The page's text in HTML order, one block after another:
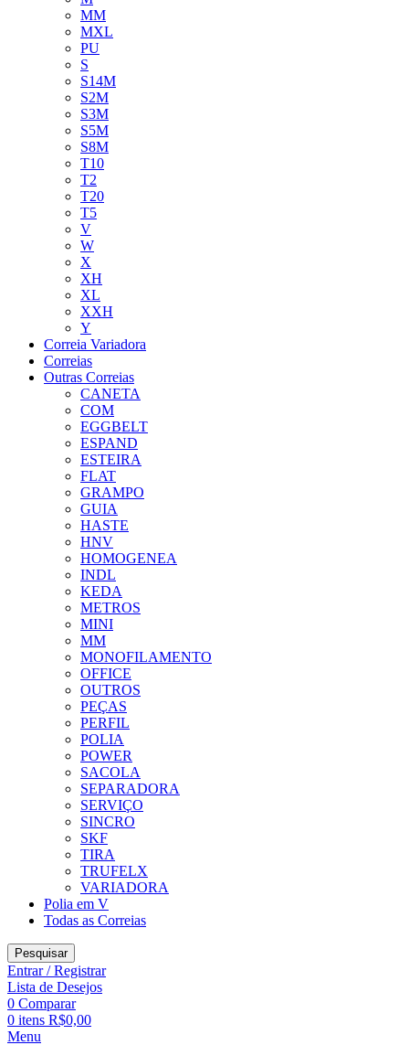
MM
MXL
PU
S
S14M
S2M
S3M
S5M
S8M
T10
T2
T20
T5
V
W
X
XH
XL
XXH
Y
Correia Variadora
Correias
Outras Correias
CANETA
COM
EGGBELT
ESPAND
ESTEIRA
FLAT
GRAMPO
GUIA
HASTE
HNV
HOMOGENEA
INDL
KEDA
METROS
MINI
MM
MONOFILAMENTO
OFFICE
OUTROS
PEÇAS
PERFIL
POLIA
POWER
SACOLA
SEPARADORA
SERVIÇO
SINCRO
SKF
TIRA
TRUFELX
VARIADORA
Polia em V
Todas as Correias
Pesquisar
Entrar / Registrar
Lista de Desejos
0 Comparar
0 itens R$0,00
Menu